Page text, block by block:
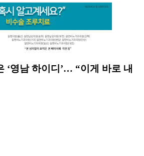
‘영남 하이디’… “이게 바로 내